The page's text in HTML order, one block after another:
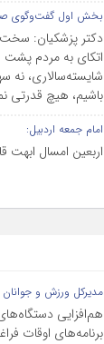
بخش اول گفت‌وگوی
دکتر پزشکیان:
اتکای به مردم
شایسته‌سالاری، نه
باشیم، هیچ قدرتی
امام جمعه اردبیل:
اربعین امسال ابهت
مدیرکل ورزش و جوانان
هم‌افزایی
برنامه‌های اوقات